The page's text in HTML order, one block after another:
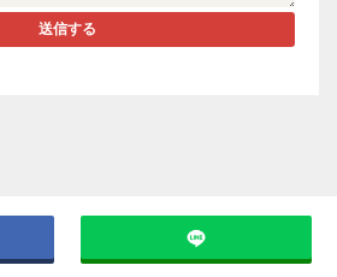
送信する